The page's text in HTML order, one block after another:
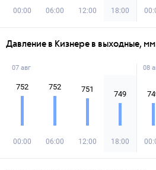
00:00 06:00 12:00 18:00
Давление в Кизнере в выходные, мм
07 авг
752
00:00
752
06:00
751
12:00
749
18:00
08